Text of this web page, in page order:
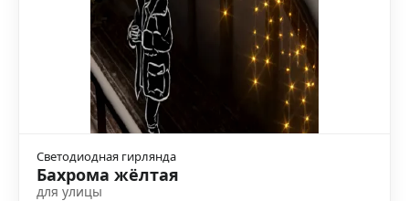
Светодиодная гирлянда
Бахрома жёлтая
для улицы